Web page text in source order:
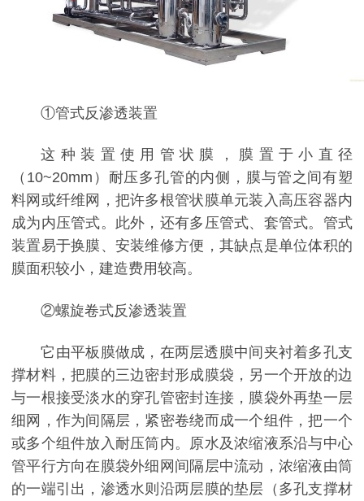
①管式反渗透装置
这种装置使用管状膜，膜置于小直径
（10~20mm）耐压多孔管的内侧，膜与管之间有塑
料网或纤维网，把许多根管状膜单元装入高压容器内
成为内压管式。此外，还有多压管式、套管式。管式
装置易于换膜、安装维修方便，其缺点是单位体积的
膜面积较小，建造费用较高。
②螺旋卷式反渗透装置
它由平板膜做成，在两层透膜中间夹衬着多孔支
撑材料，把膜的三边密封形成膜袋，另一个开放的边
与一根接受淡水的穿孔管密封连接，膜袋外再垫一层
细网，作为间隔层，紧密卷绕而成一个组件，把一个
或多个组件放入耐压筒内。原水及浓缩液系沿与中心
管平行方向在膜袋外细网间隔层中流动，浓缩液由筒
的一端引出，渗透水则沿两层膜的垫层（多孔支撑材